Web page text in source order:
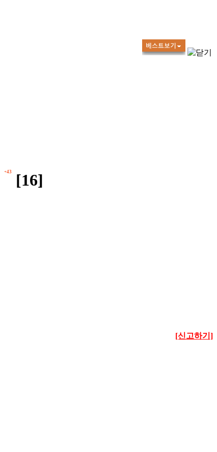
+43 [16]
[신고하기]